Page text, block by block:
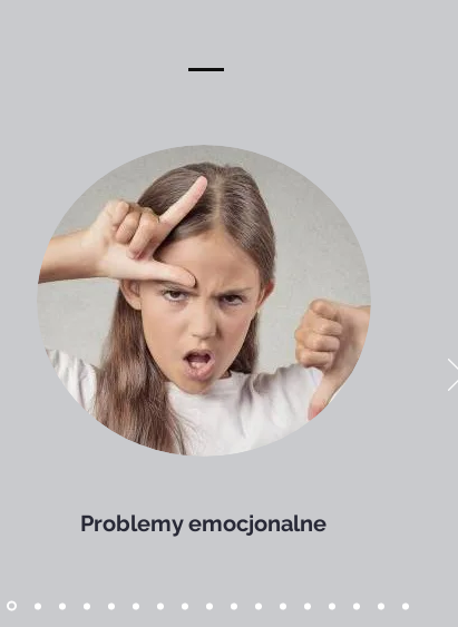
Problemy emocjonalne